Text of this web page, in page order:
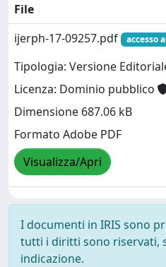
File
ijerph-17-09257.pdf
accesso
Tipologia: Versione
Licenza: Dominio pubblico
Dimensione 687.06 kB
Formato Adobe PDF
Visualizza/Apri
I documenti in IRIS sono
tutti i diritti sono riservati,
indicazione.